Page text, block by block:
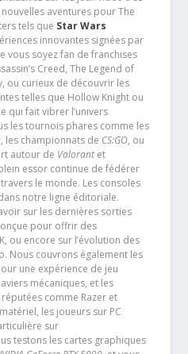
aventures pour The
tels que Star Wars
innovantes signées par
vous soyez fan de franchises
Creed, The Legend of
ou curieux de découvrir les
telles que Hollow Knight ou
qui fait vibrer l’univers
les tournois phares comme les
, les championnats de CS:GO, ou
autour de Valorantet
essor continue de fédérer
le monde. Les consoles
notre ligne éditoriale.
sur les dernières sorties
pour offrir des
ou encore sur l’évolution des
Nous couvrons également les
une expérience de jeu
mécaniques, et les
comme Razer et
les joueurs sur PC
sur
testons les cartes graphiques